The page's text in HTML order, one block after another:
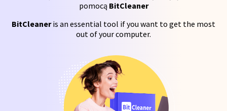
pomocą BitCleaner
BitCleaneris an essential tool if you want to get the most
out of your computer.